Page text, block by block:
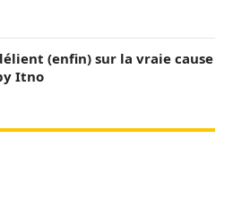
(enfin) sur la vraie cause
Itno